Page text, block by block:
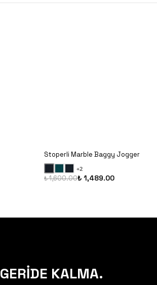
Stoperli Marble Baggy Jogger
+2
₺ 1,600.00₺ 1,489.00
GERİDE KALMA.